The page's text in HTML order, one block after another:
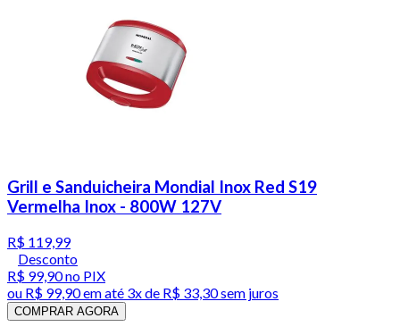
Grill e Sanduicheira Mondial Inox Red S19
Vermelha Inox - 800W 127V
R$ 119,99
Desconto
R$ 99,90no PIX
ou R$ 99,90em até 3x de R$ 33,30 sem juros
COMPRAR AGORA